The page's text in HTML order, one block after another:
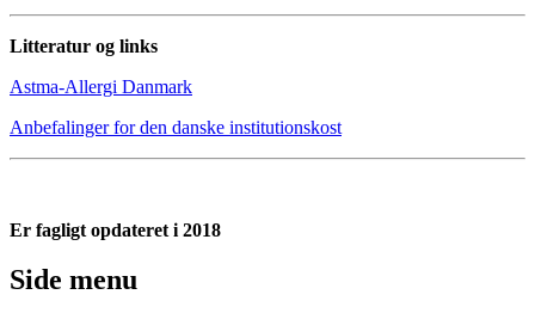
Litteratur og links
Astma-Allergi Danmark
Anbefalinger for den danske institutionskost
Er fagligt opdateret i 2018
Side menu